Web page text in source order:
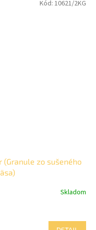
(Granule zo sušeného
Skladom
Kód: 10621/2KG